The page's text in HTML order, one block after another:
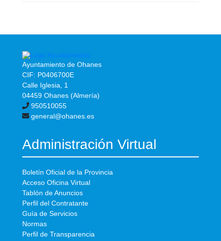
Ayuntamiento de Ohanes
CIF: P0406700E
Calle Iglesia, 1
04459 Ohanes (Almería)
950510055
general@ohanes.es
Administración Virtual
Boletín Oficial de la Provincia
Acceso Oficina Virtual
Tablón de Anuncios
Perfil del Contratante
Guía de Servicios
Normas
Perfil de Transparencia